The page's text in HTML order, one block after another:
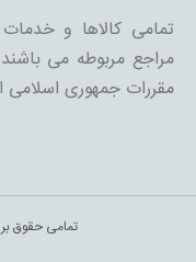
تمامی کالاها و
مراجع مربوطه می
مقررات جمهوری اسلامی
تمامی حقوق